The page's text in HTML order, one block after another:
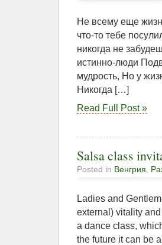
Не всему еще
что-то тебе
никогда не
истинно-люди
мудрость, Но у
Никогда […]
Read Full Post »
Salsa class
Posted in Венгрия
Ladies and
external) vitality
a dance class,
the future it can be